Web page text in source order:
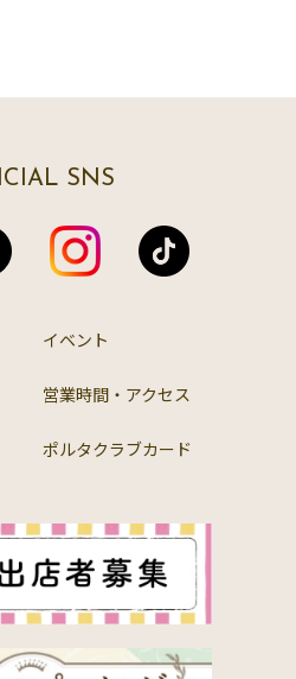
SNS
イベント
営業時間・アクセス
ポルタクラブカード